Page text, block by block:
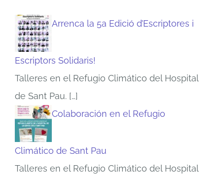
Arrenca la 5a Edició d’Escriptores i
Escriptors Solidaris!
Talleres en el Refugio Climático del Hospital
de Sant Pau. […]
Colaboración en el Refugio
Climático de Sant Pau
Talleres en el Refugio Climático del Hospital